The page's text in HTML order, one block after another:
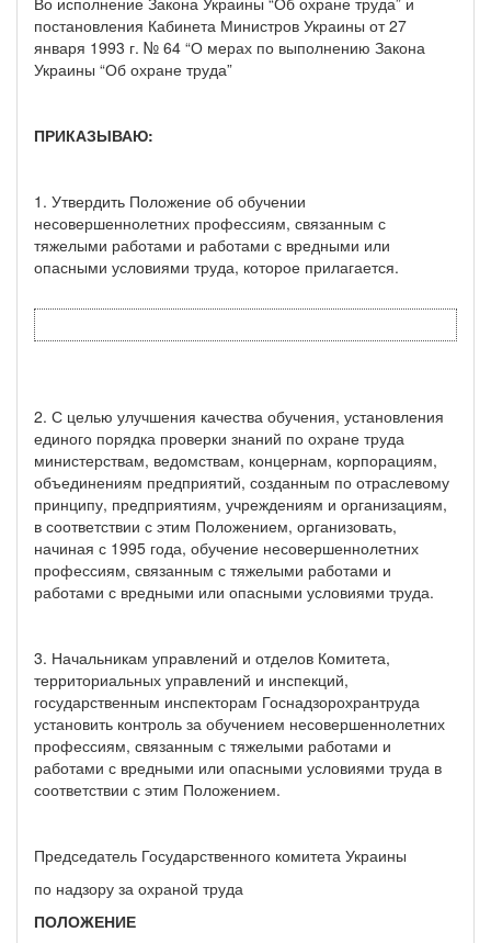
постановления Кабинета Министров Украины от 27
января 1993 г. № 64 “О мерах по выполнению Закона
Украины “Об охране труда”
ПРИКАЗЫВАЮ:
1. Утвердить Положение об обучении
несовершеннолетних профессиям, связанным с
тяжелыми работами и работами с вредными или
опасными условиями труда, которое прилагается.
2. С целью улучшения качества обучения, установления
единого порядка проверки знаний по охране труда
министерствам, ведомствам, концернам, корпорациям,
объединениям предприятий, созданным по отраслевому
принципу, предприятиям, учреждениям и организациям,
в соответствии с этим Положением, организовать,
начиная с 1995 года, обучение несовершеннолетних
профессиям, связанным с тяжелыми работами и
работами с вредными или опасными условиями труда.
3. Начальникам управлений и отделов Комитета,
территориальных управлений и инспекций,
государственным инспекторам Госнадзорохрантруда
установить контроль за обучением несовершеннолетних
профессиям, связанным с тяжелыми работами и
работами с вредными или опасными условиями труда в
соответствии с этим Положением.
Председатель Государственного комитета Украины
по надзору за охраной труда
ПОЛОЖЕНИЕ